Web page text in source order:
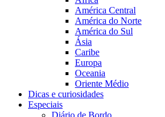
América Central
América do Norte
América do Sul
Ásia
Caribe
Europa
Oceania
Oriente Médio
Dicas e curiosidades
Especiais
Diário de Bordo